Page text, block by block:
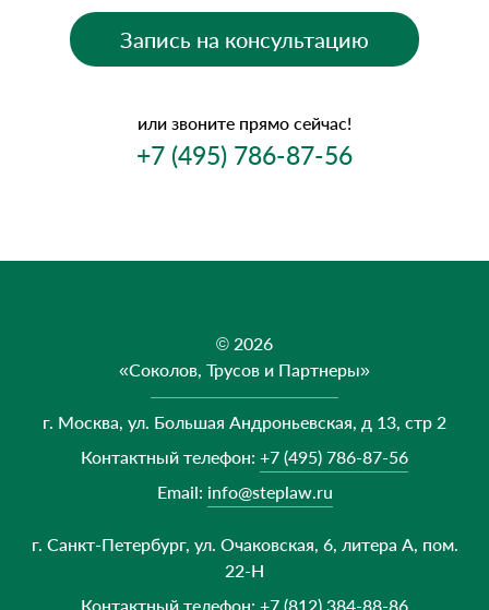
Запись на консультацию
или звоните прямо сейчас!
+7 (495) 786-87-56
© 2026
«Соколов, Трусов и Партнеры»
г. Москва, ул. Большая Андроньевская, д 13, стр 2
Контактный телефон: +7 (495) 786-87-56
Email: info@steplaw.ru
г. Санкт-Петербург, ул. Очаковская, 6, литера А, пом.
22-Н
Контактный телефон: +7 (812) 384-88-86